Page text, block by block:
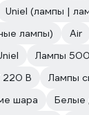
Uniel (лампы |
лампы)
Air
Лампы
220 В
Лампы
шара
Белые